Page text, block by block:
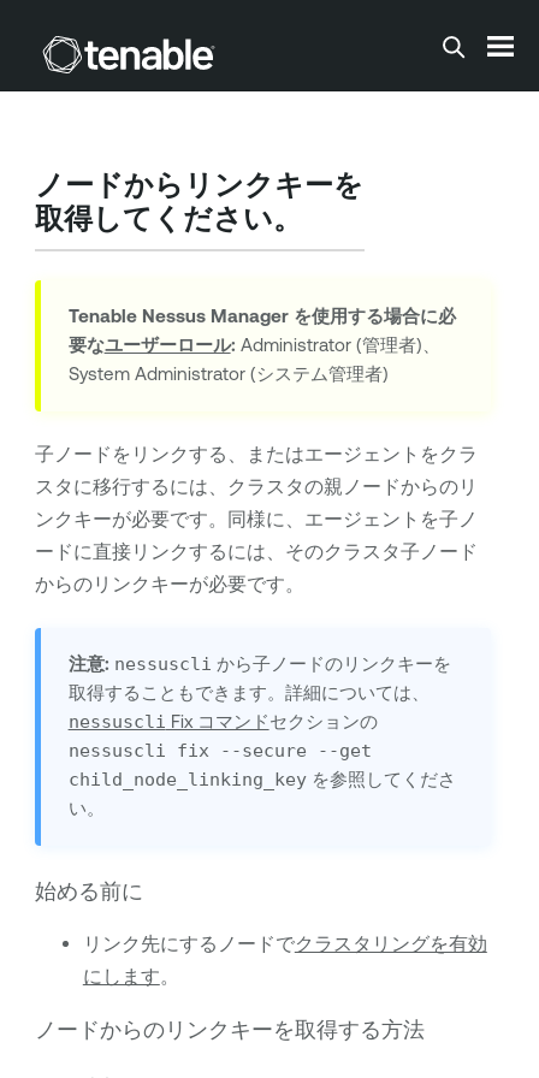
メインコンテンツに移動する
ノードからリンクキーを
取得してください。
Tenable Nessus Managerを使用する場合に必
要なユーザーロール: Administrator (管理者)、
System Administrator (システム管理者)
子ノードをリンクする、またはエージェントをクラ
スタに移行するには、クラスタの親ノードからのリ
ンクキーが必要です。同様に、エージェントを子ノ
ードに直接リンクするには、そのクラスタ子ノード
からのリンクキーが必要です。
注意: nessuscli から子ノードのリンクキーを
取得することもできます。詳細については、
nessuscli Fix コマンドセクションの
nessuscli fix --secure --get
child_node_linking_keyを参照してくださ
い。
始める前に
リンク先にするノードでクラスタリングを有効
にします
ノードからのリンクキーを取得する方法